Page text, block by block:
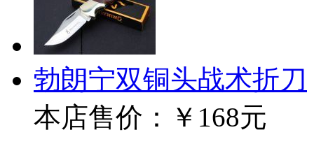
勃朗宁双铜头战术折刀
本店售价：
￥168元